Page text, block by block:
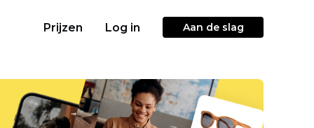
Prijzen Log in Aan de slag